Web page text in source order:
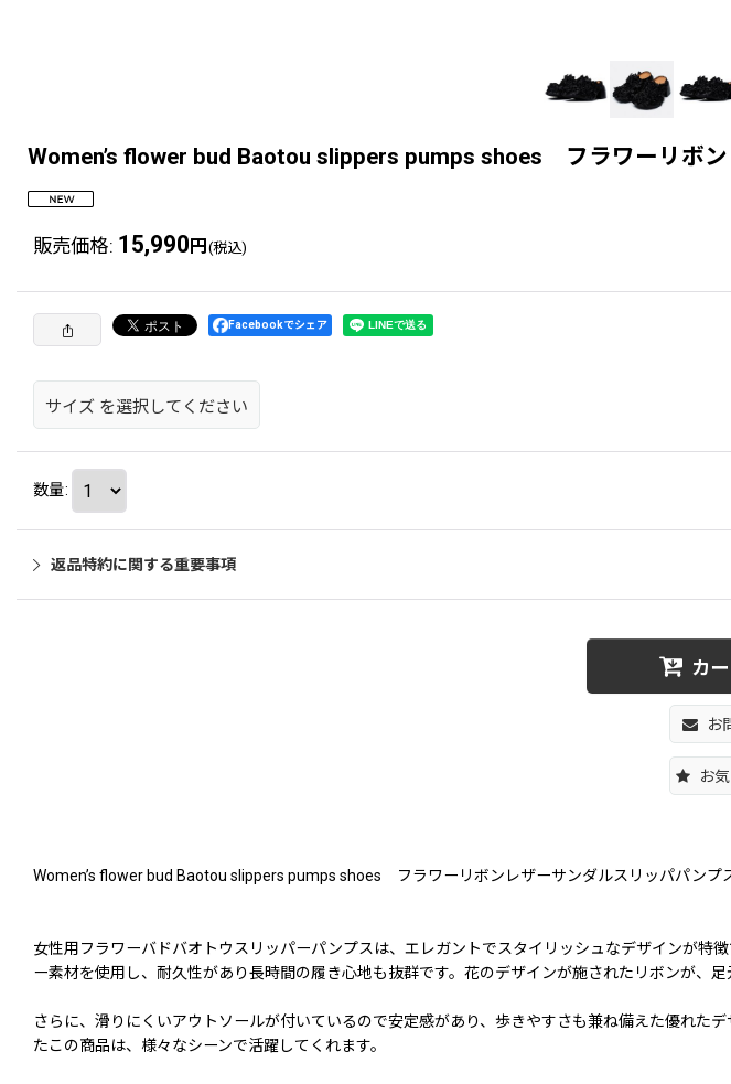
Women’s flower bud Baotou slippers pumps shoes フラワーリボ
販売価格: 15,990 円 (税込)
Facebookでシェア
サイズ を選択してください
数量:
返品特約に関する重要事項
カ
お
お
Women’s flower bud Baotou slippers pumps shoes フラワーリボンレザーサンダルスリッパパンプ
女性用フラワーバドバオトウスリッパーパンプスは、エレガントでスタイリッシュなデザインが
ー素材を使用し、耐久性があり長時間の履き心地も抜群です。花のデザインが施されたリボンが、
さらに、滑りにくいアウトソールが付いているので安定感があり、歩きやすさも兼ね備えた優れた
たこの商品は、様々なシーンで活躍してくれます。